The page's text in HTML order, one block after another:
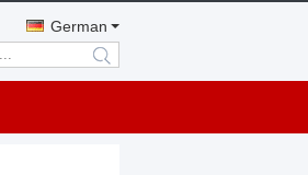
German
search